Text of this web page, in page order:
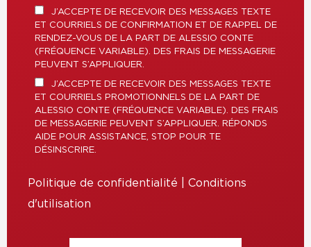
J’ACCEPTE DE RECEVOIR DES MESSAGES TEXTE
ET COURRIELS DE CONFIRMATION ET DE RAPPEL DE
RENDEZ-VOUS DE LA PART DE ALESSIO CONTE
(FRÉQUENCE VARIABLE). DES FRAIS DE MESSAGERIE
PEUVENT S’APPLIQUER.
J’ACCEPTE DE RECEVOIR DES MESSAGES TEXTE
ET COURRIELS PROMOTIONNELS DE LA PART DE
ALESSIO CONTE (FRÉQUENCE VARIABLE). DES FRAIS
DE MESSAGERIE PEUVENT S’APPLIQUER. RÉPONDS
AIDE POUR ASSISTANCE, STOP POUR TE
DÉSINSCRIRE.
Politique de confidentialité
Conditions
d'utilisation